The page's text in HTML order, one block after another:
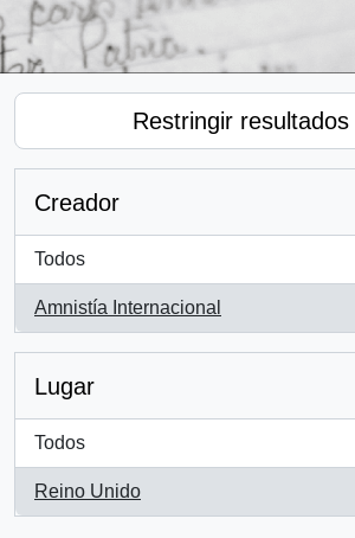
Restringir resultados
Creador
Todos
Amnistía Internacional
, 1 resultados
Lugar
Todos
Reino Unido
, 1 resultados